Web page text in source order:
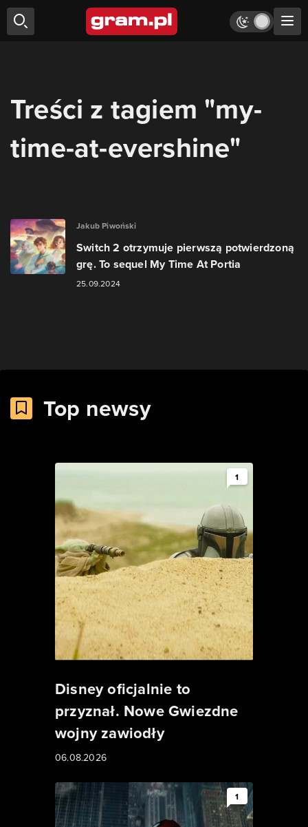
Treści z tagiem "my-
time-at-evershine"
Jakub Piwoński
Switch 2 otrzymuje pierwszą potwierdzoną
grę. To sequel My Time At Portia
25.09.2024
Top newsy
1
Disney oficjalnie to
przyznał. Nowe Gwiezdne
wojny zawiodły
06.08.2026
1